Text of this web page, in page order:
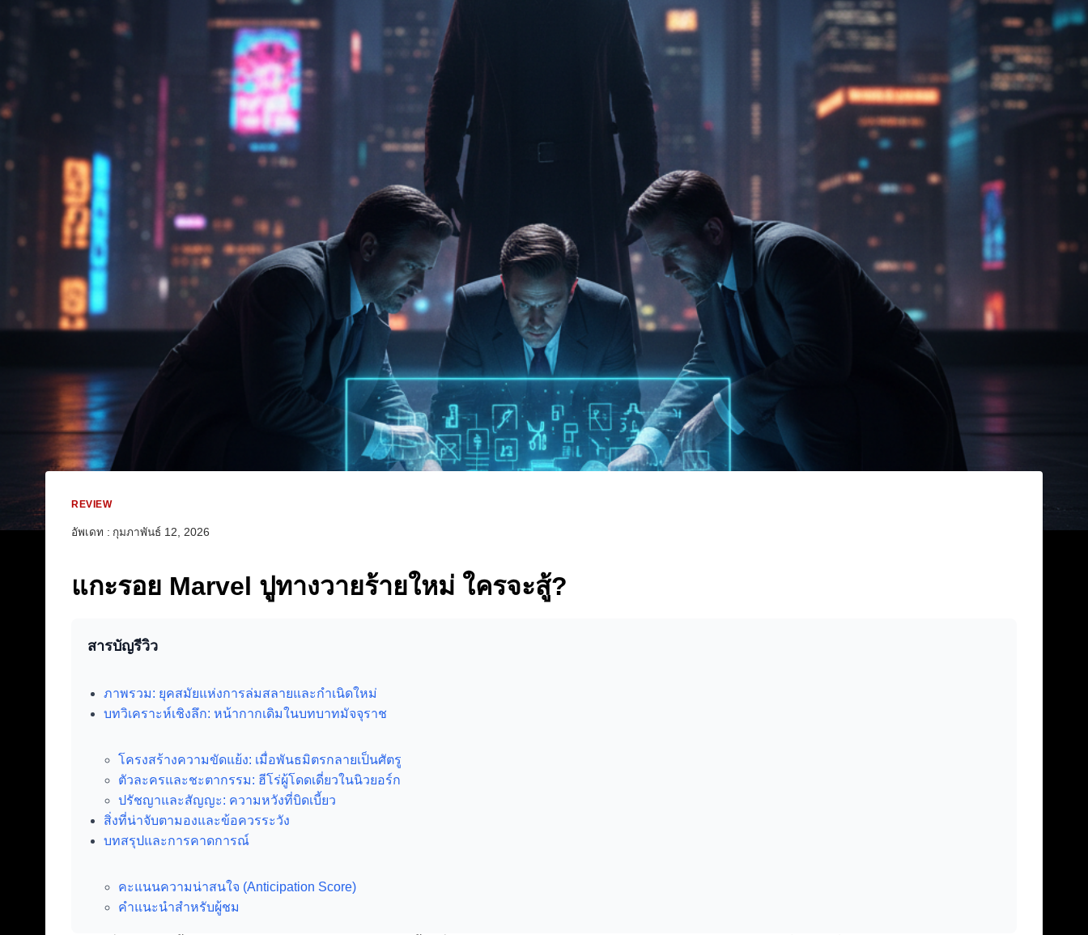
REVIEW
อัพเดท : กุมภาพันธ์ 12, 2026
แกะรอย Marvel ปูทางวายร้ายใหม่ ใครจะสู้?
สารบัญรีวิว
ภาพรวม: ยุคสมัยแห่งการล่มสลายและกำเนิดใหม่
บทวิเคราะห์เชิงลึก: หน้ากากเดิมในบทบาทมัจจุราช
โครงสร้างความขัดแย้ง: เมื่อพันธมิตรกลายเป็นศัตรู
ตัวละครและชะตากรรม: ฮีโร่ผู้โดดเดี่ยวในนิวยอร์ก
ปรัชญาและสัญญะ: ความหวังที่บิดเบี้ยว
สิ่งที่น่าจับตามองและข้อควรระวัง
บทสรุปและการคาดการณ์
คะแนนความน่าสนใจ (Anticipation Score)
คำแนะนำสำหรับผู้ชม